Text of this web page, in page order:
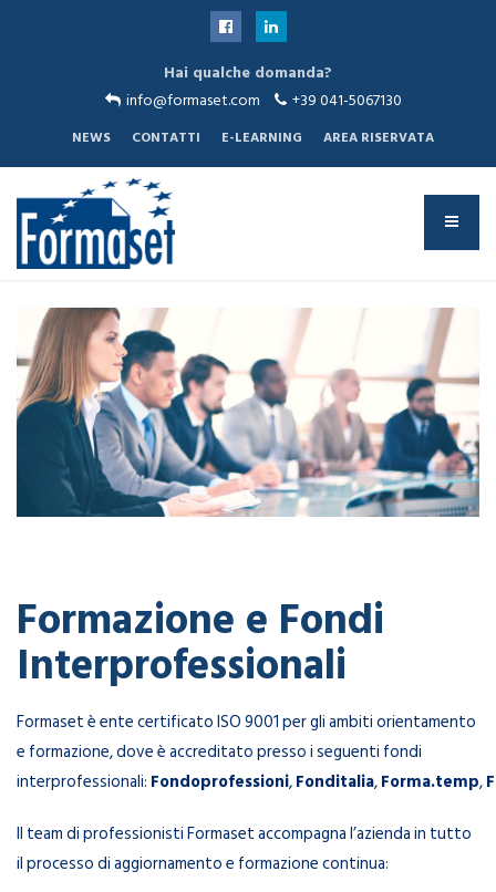
Hai qualche domanda?
info@formaset.com
+39 041-5067130
NEWS CONTATTI E-LEARNING AREA RISERVATA
Sei qui:
Home Servizi alle imprese Finanziamenti e contributi
Formazione e Fondi
Interprofessionali
Formaset è ente certificato ISO 9001 per gli ambiti orientamento
e formazione, dove è accreditato presso i seguenti fondi
interprofessionali: Fondoprofessioni,Fonditalia,Forma.temp,
Il team di professionisti Formaset accompagna l’azienda in tutto
il processo di aggiornamento e formazione continua: